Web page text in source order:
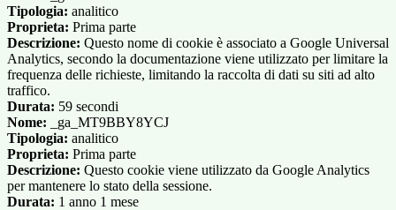
Tipologia: analitico
Proprieta: Prima parte
Descrizione: Questo nome di cookie è associato a Google Universal
Analytics, secondo la documentazione viene utilizzato per limitare la
frequenza delle richieste, limitando la raccolta di dati su siti ad alto
traffico.
Durata: 59 secondi
Nome: _ga_MT9BBY8YCJ
Tipologia: analitico
Proprieta: Prima parte
Descrizione: Questo cookie viene utilizzato da Google Analytics
per mantenere lo stato della sessione.
Durata: 1 anno 1 mese